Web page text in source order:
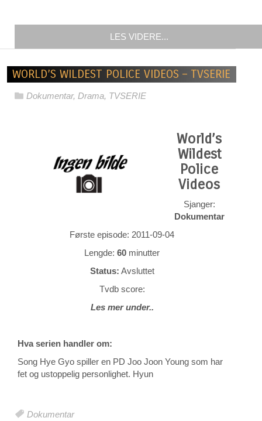
LES VIDERE...
WORLD’S WILDEST POLICE VIDEOS – TVSERIE
Dokumentar, Drama, TVSERIE
World’s
Wildest
Police
Videos
Sjanger:
Dokumentar
Første episode: 2011-09-04
Lengde:60 minutter
Status: Avsluttet
Tvdb score:
Les mer under..
Hva serien handler om:
Song Hye Gyo spiller en PD Joo Joon Young som har
fet og ustoppelig personlighet. Hyun
Dokumentar